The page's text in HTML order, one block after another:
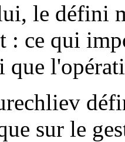
le défini
ce qui
que
sur le